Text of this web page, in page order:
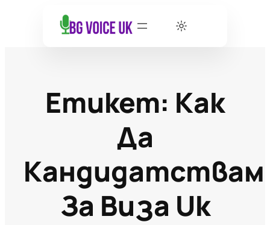
Етикет: Как
Да
Кандидатствам
За Виза Uk